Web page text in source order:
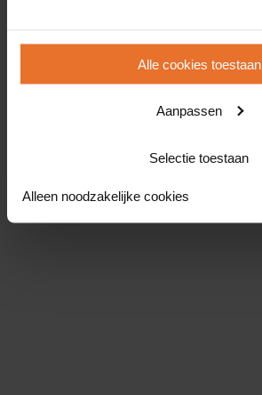
Alle cookies toestaan
Aanpassen
Selectie toestaan
Alleen noodzakelijke cookies